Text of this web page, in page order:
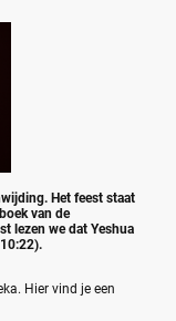
Het feest staat
van de
lezen we dat Yeshua
Hier vind je een